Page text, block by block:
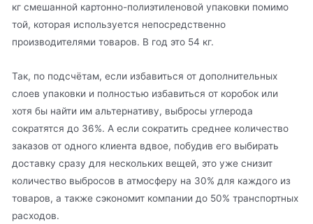
кг смешанной картонно-полиэтиленовой упаковки помимо
той, которая используется непосредственно
производителями товаров. В год это 54 кг.
Так, по подсчётам, если избавиться от дополнительных
слоев упаковки и полностью избавиться от коробок или
хотя бы найти им альтернативу, выбросы углерода
сократятся до 36%. А если сократить среднее количество
заказов от одного клиента вдвое, побудив его выбирать
доставку сразу для нескольких вещей, это уже снизит
количество выбросов в атмосферу на 30% для каждого из
товаров, а также сэкономит компании до 50% транспортных
расходов.